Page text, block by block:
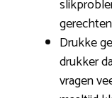
Drukke
drukker
vragen